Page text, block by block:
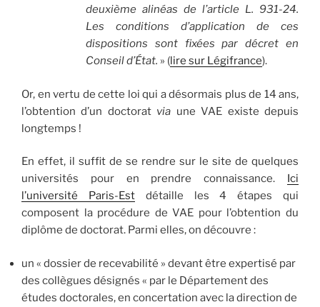
deuxième alinéas de l’article L. 931-24.
Les conditions d’application de ces
dispositions sont fixées par décret en
Conseil d’État. » ( lire sur Légifrance).
Or, en vertu de cette loi qui a désormais plus de 14 ans,
l’obtention d’un doctorat via une VAE existe depuis
longtemps !
En effet, il suffit de se rendre sur le site de quelques
universités pour en prendre connaissance.
Ici
l’université Paris-Estdétaille les 4 étapes qui
composent la procédure de VAE pour l’obtention du
diplôme de doctorat. Parmi elles, on découvre :
un « dossier de recevabilité » devant être expertisé par
des collègues désignés « par le Département des
études doctorales, en concertation avec la direction de